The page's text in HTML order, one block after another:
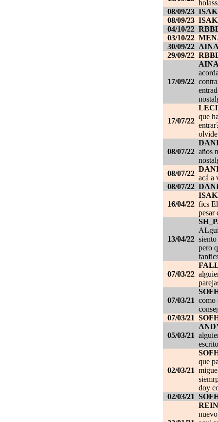
08/09/23
08/09/23
04/10/22
03/10/22
30/09/22
29/09/22
17/09/22
17/07/22
que
08/07/22 años
08/07/22
acá a
08/07/22
16/04/22 fics
pesar
13/04/22
pero
07/03/22
07/03/21 como
07/03/21
05/03/21
02/03/21
que
doy
02/03/21